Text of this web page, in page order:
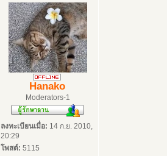
Hanako
Moderators-1
ลงทะเบียนเมื่อ: 14 ก.ย. 2010,
20:29
โพสต์: 5115